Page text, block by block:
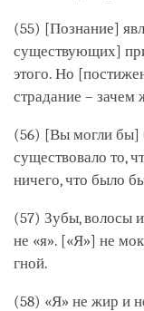
(55) [Познание]
существующих]
этого. Но
страдание – зачем
(56) [Вы могли бы]
существовало то,
ничего, что было
(57) Зубы, волосы
не «я». [«Я»] не
гной.
(58) «Я» не жир и